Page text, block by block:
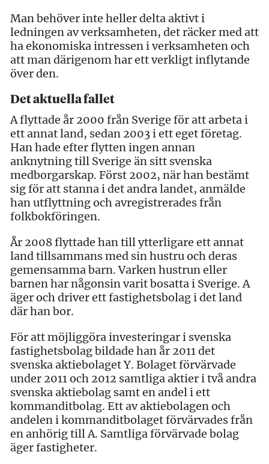
Man behöver inte heller delta aktivt i
ledningen av verksamheten, det räcker med att
ha ekonomiska intressen i verksamheten och
att man därigenom har ett verkligt inflytande
över den.
Det aktuella fallet
A flyttade år 2000 från Sverige för att arbeta i
ett annat land, sedan 2003 i ett eget företag.
Han hade efter flytten ingen annan
anknytning till Sverige än sitt svenska
medborgarskap. Först 2002, när han bestämt
sig för att stanna i det andra landet, anmälde
han utflyttning och avregistrerades från
folkbokföringen.
År 2008 flyttade han till ytterligare ett annat
land tillsammans med sin hustru och deras
gemensamma barn. Varken hustrun eller
barnen har någonsin varit bosatta i Sverige. A
äger och driver ett fastighetsbolag i det land
där han bor.
För att möjliggöra investeringar i svenska
fastighetsbolag bildade han år 2011 det
svenska aktiebolaget Y. Bolaget förvärvade
under 2011 och 2012 samtliga aktier i två andra
svenska aktiebolag samt en andel i ett
kommanditbolag. Ett av aktiebolagen och
andelen i kommanditbolaget förvärvades från
en anhörig till A. Samtliga förvärvade bolag
äger fastigheter.